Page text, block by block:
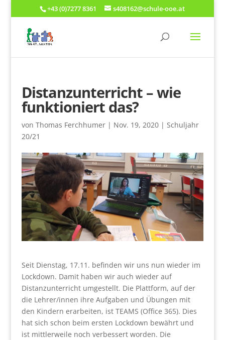
+43 (0)7277 8361 s408162@schule-ooe.at
Distanzunterricht – wie
funktioniert das?
von Thomas Ferchhumer| Nov. 19, 2020| Schuljahr
20/21
Seit Dienstag, 17.11. befinden wir uns nun wieder im
Lockdown. Damit haben wir auch wieder auf
Distanzunterricht umgestellt. Die Plattform, auf der
die Lehrer/innen ihre Aufgaben und Übungen mit
den Kindern erarbeiten, ist TEAMS (Office 365). Dies
hat sich schon beim ersten Lockdown bewährt und
ist mittlerweile noch verbessert worden. Die